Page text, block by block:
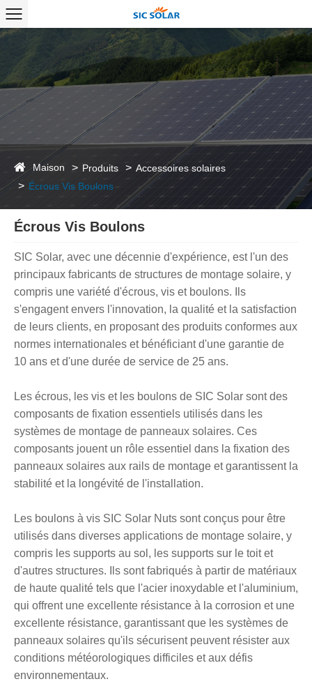
Maison Produits
Accessoires solaires
Écrous Vis Boulons
Écrous Vis Boulons
SIC Solar, avec une décennie d'expérience, est l'un des
principaux fabricants de structures de montage solaire, y
compris une variété d'écrous, vis et boulons. Ils
s'engagent envers l'innovation, la qualité et la satisfaction
de leurs clients, en proposant des produits conformes aux
normes internationales et bénéficiant d'une garantie de
10 ans et d'une durée de service de 25 ans.
Les écrous, les vis et les boulons de SIC Solar sont des
composants de fixation essentiels utilisés dans les
systèmes de montage de panneaux solaires. Ces
composants jouent un rôle essentiel dans la fixation des
panneaux solaires aux rails de montage et garantissent la
stabilité et la longévité de l'installation.
Les boulons à vis SIC Solar Nuts sont conçus pour être
utilisés dans diverses applications de montage solaire, y
compris les supports au sol, les supports sur le toit et
d'autres structures. Ils sont fabriqués à partir de matériaux
de haute qualité tels que l'acier inoxydable et l'aluminium,
qui offrent une excellente résistance à la corrosion et une
excellente résistance, garantissant que les systèmes de
panneaux solaires qu'ils sécurisent peuvent résister aux
conditions météorologiques difficiles et aux défis
environnementaux.